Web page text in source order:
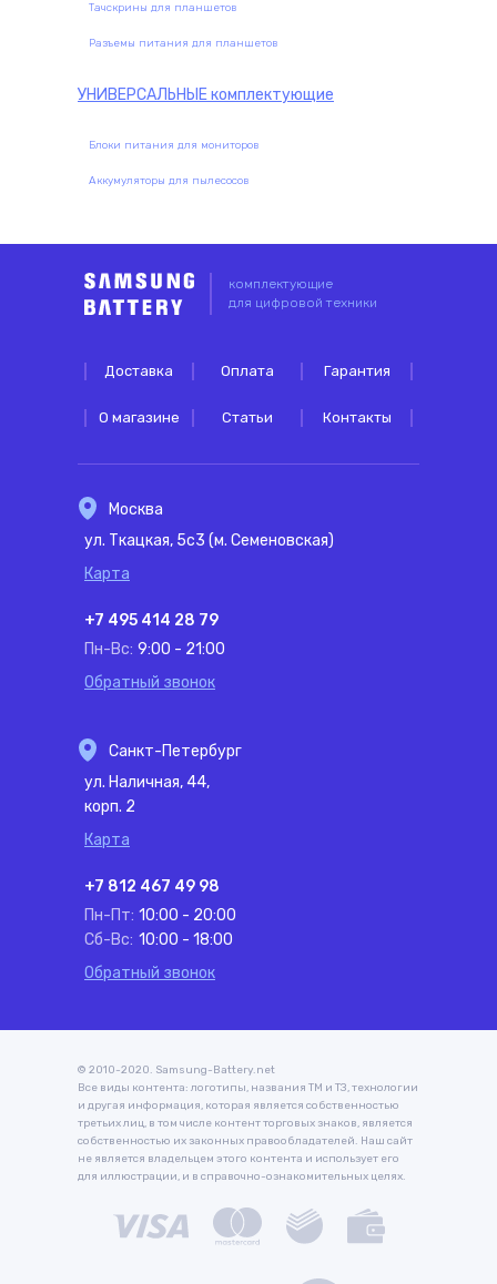
Тачскрины для планшетов
Разъемы питания для планшетов
УНИВЕРСАЛЬНЫЕкомплектующие
Блоки питания для мониторов
Аккумуляторы для пылесосов
комплектующие
для цифровой техники
Доставка Оплата Гарантия
О магазине Статьи Контакты
Москва
ул. Ткацкая, 5с3 (м. Семеновская)
Карта
+7 495 414 28 79
Пн-Вс: 9:00 - 21:00
Обратный звонок
Санкт-Петербург
ул. Наличная, 44,
корп. 2
Карта
+7 812 467 49 98
Пн-Пт: 10:00 - 20:00
Сб-Вс: 10:00 - 18:00
Обратный звонок
© 2010-2020. Samsung-Battery.net
Все виды контента: логотипы, названия ТМ и ТЗ, технологии
и другая информация, которая является собственностью
третьих лиц, в том числе контент торговых знаков, является
собственностью их законных правообладателей. Наш сайт
не является владельцем этого контента и использует его
для иллюстрации, и в справочно-ознакомительных целях.